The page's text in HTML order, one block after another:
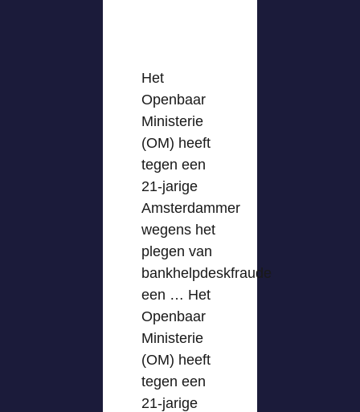
Het
Openbaar
Ministerie
(OM) heeft
tegen een
21-jarige
Amsterdammer
wegens het
plegen van
bankhelpdeskfraude
een … Het
Openbaar
Ministerie
(OM) heeft
tegen een
21-jarige